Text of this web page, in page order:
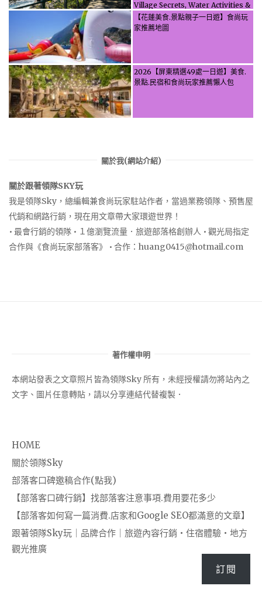
Village Secrets, Water Activities &
Food, Let the guide take you
through it all!
【花蓮美食.景點親子一日遊】食尚玩
家推薦地圖
2026【屏東精選49處一日遊】美食.
景點.民宿和食尚玩家推薦懶人包
關於我(網站介紹)
關於跟著領隊SKY玩
我是領隊Sky，總編輯兼食尚玩家駐站作者，當過業務領隊、預售屋
代銷和網路行銷，現在用文章帶大家環遊世界！
• 最會行銷的領隊 • １億瀏覽流量．旅遊部落格創辦人 • 觀光局指定
合作與《食尚玩家部落客》 • 合作： huang0415@hotmail.com
著作權申明
本網站發表之文章照片皆為領隊Sky 所有，未經授權請勿將站內之
文字、圖片任意轉貼，請以分享連結代替複製．
HOME
關於領隊Sky
部落客口碑邀稿合作(點我)
【部落客口碑行銷】找部落客注意事項.費用要花多少
【部落客如何寫一篇消費.店家和Google SEO都滿意的文章】
跟著領隊Sky玩｜品牌合作｜旅遊內容行銷・住宿體驗・地方
觀光推廣
訂閱